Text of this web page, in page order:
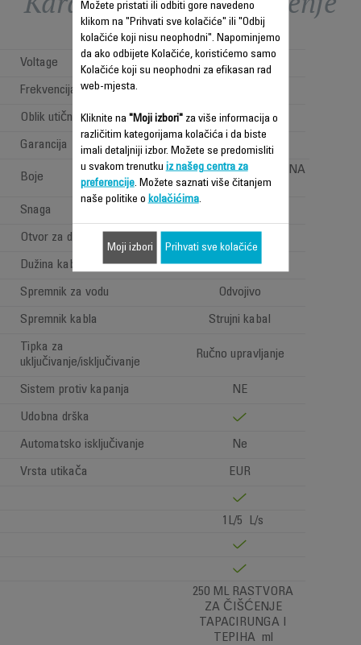
Voltage 220-240 V
Frekvencija
Oblik utičnice Straight Plug
Garancija 2 godine
Boje
NARANDŽASTA/CRNA
Snaga
Otvor za dolijevanje
Dužina kabla 5 m
Spremnik za vodu Odvojivo
Spremnik kabla Strujni kabal
Tipka za
uključivanje/isključivanje
Ručno upravljanje
Sistem protiv kapanja NE
Udobna drška
Automatsko isključivanje Ne
Vrsta utikača EUR
1L/5 L/s
250 ML RASTVORA
ZA ČIŠĆENJE
TAPACIRUNGA I
TEPIHA ml
Možete pristati ili odbiti gore navedeno
klikom na "Prihvati sve kolačiće" ili "Odbij
kolačiće koji nisu neophodni". Napominjemo
da ako odbijete Kolačiće, koristićemo samo
Kolačiće koji su neophodni za efikasan rad
web-mjesta.
Kliknite na "Moji izbori"za više informacija o
različitim kategorijama kolačića i da biste
imali detaljniji izbor. Možete se predomisliti
u svakom trenutku iz našeg centra za
preferencije. Možete saznati više čitanjem
naše politike o kolačićima.
Moji izbori Prihvati sve kolačiće